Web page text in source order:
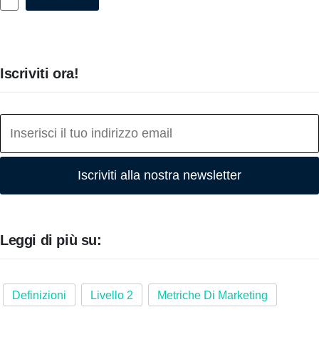
Iscriviti ora!
Iscriviti alla nostra newsletter
Leggi di più su:
Definizioni Livello 2 Metriche Di Marketing